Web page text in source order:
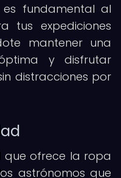
fundamental al
tus expediciones
mantener una
y disfrutar
distracciones por
que ofrece la ropa
astrónomos que